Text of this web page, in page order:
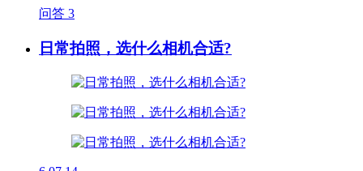
问答 3
日常拍照，选什么相机合适?